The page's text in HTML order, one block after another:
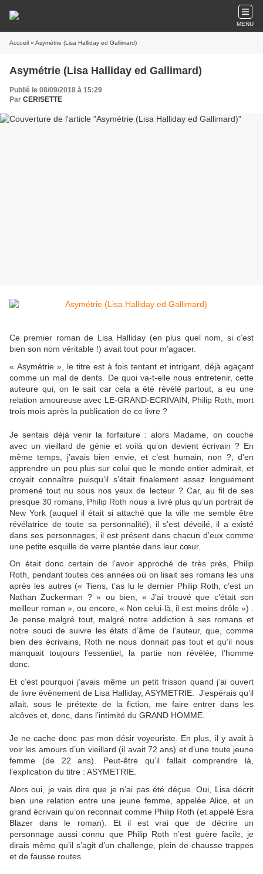
MENU
Accueil » Asymétrie (Lisa Halliday ed Gallimard)
Asymétrie (Lisa Halliday ed Gallimard)
Publié le 08/09/2018 à 15:29
Par CERISETTE
Ce premier roman de Lisa Halliday (en plus quel nom, si c’est
bien son nom véritable !) avait tout pour m’agacer.
« Asymétrie », le titre est à fois tentant et intrigant, déjà agaçant
comme un mal de dents. De quoi va-t-elle nous entretenir, cette
auteure qui, on le sait car cela a été révélé partout, a eu une
relation amoureuse avec LE-GRAND-ECRIVAIN, Philip Roth, mort
trois mois après la publication de ce livre ?
Je sentais déjà venir la forfaiture : alors Madame, on couche
avec un vieillard de génie et voilà qu’on devient écrivain ? En
même temps, j’avais bien envie, et c’est humain, non ?, d’en
apprendre un peu plus sur celui que le monde entier admirait, et
croyait connaître puisqu’il s’était finalement assez longuement
promené tout nu sous nos yeux de lecteur ? Car, au fil de ses
presque 30 romans, Philip Roth nous a livré plus qu’un portrait de
New York (auquel il était si attaché que la ville me semble être
révélatrice de toute sa personnalité), il s’est dévoilé, il a existé
dans ses personnages, il est présent dans chacun d’eux comme
une petite esquille de verre plantée dans leur cœur.
On était donc certain de l’avoir approché de très près, Philip
Roth, pendant toutes ces années où on lisait ses romans les uns
après les autres (« Tiens, t’as lu le dernier Philip Roth, c’est un
Nathan Zuckerman ? » ou bien, « J’ai trouvé que c’était son
meilleur roman », ou encore, « Non celui-là, il est moins drôle ») .
Je pense malgré tout, malgré notre addiction à ses romans et
notre souci de suivre les états d’âme de l’auteur, que, comme
bien des écrivains, Roth ne nous donnait pas tout et qu’il nous
manquait toujours l’essentiel, la partie non révélée, l’homme
donc.
Et c’est pourquoi j’avais même un petit frisson quand j’ai ouvert
de livre évènement de Lisa Halliday, ASYMETRIE. J’espérais qu’il
allait, sous le prétexte de la fiction, me faire entrer dans les
alcôves et, donc, dans l’intimité du GRAND HOMME.
Je ne cache donc pas mon désir voyeuriste. En plus, il y avait à
voir les amours d’un vieillard (il avait 72 ans) et d’une toute jeune
femme (de 22 ans). Peut-être qu’il fallait comprendre là,
l’explication du titre : ASYMETRIE.
Alors oui, je vais dire que je n’ai pas été déçue. Oui, Lisa décrit
bien une relation entre une jeune femme, appelée Alice, et un
grand écrivain qu’on reconnait comme Philip Roth (et appelé Esra
Blazer dans le roman). Et il est vrai que de décrire un
personnage aussi connu que Philip Roth n’est guère facile, je
dirais même qu’il s’agit d’un challenge, plein de chausse trappes
et de fausse routes.